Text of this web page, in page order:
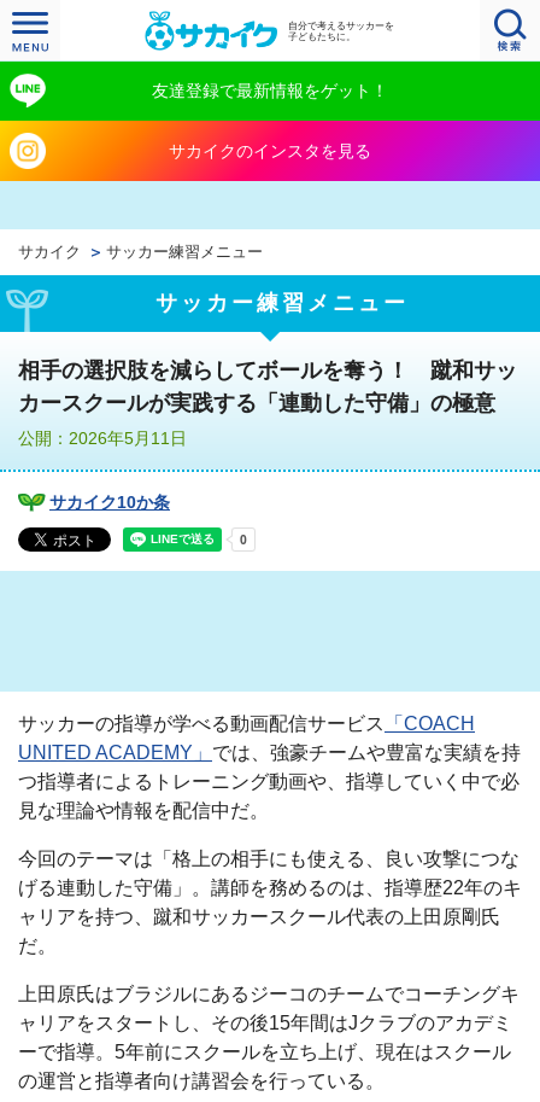
自分で考えるサッカーを
子どもたちに。
友達登録で最新情報をゲット！
サカイクのインスタを見る
サカイク サッカー練習メニュー
サッカー練習メニュー
相手の選択肢を減らしてボールを奪う！ 蹴和サッ
カースクールが実践する「連動した守備」の極意
公開：2026年5月11日
サカイク10か条
サッカーの指導が学べる動画配信サービス
「COACH
UNITED ACADEMY」 では、強豪チームや豊富な実績を持
つ指導者によるトレーニング動画や、指導していく中で必
見な理論や情報を配信中だ。
今回のテーマは「格上の相手にも使える、良い攻撃につな
げる連動した守備」。講師を務めるのは、指導歴22年のキ
ャリアを持つ、蹴和サッカースクール代表の上田原剛氏
だ。
上田原氏はブラジルにあるジーコのチームでコーチングキ
ャリアをスタートし、その後15年間はJクラブのアカデミ
ーで指導。5年前にスクールを立ち上げ、現在はスクール
の運営と指導者向け講習会を行っている。